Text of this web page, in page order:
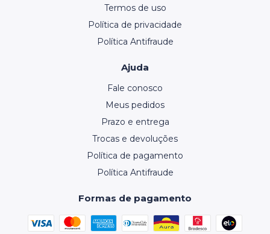
Termos de uso
Política de privacidade
Política Antifraude
Ajuda
Fale conosco
Meus pedidos
Prazo e entrega
Trocas e devoluções
Política de pagamento
Política Antifraude
Formas de pagamento